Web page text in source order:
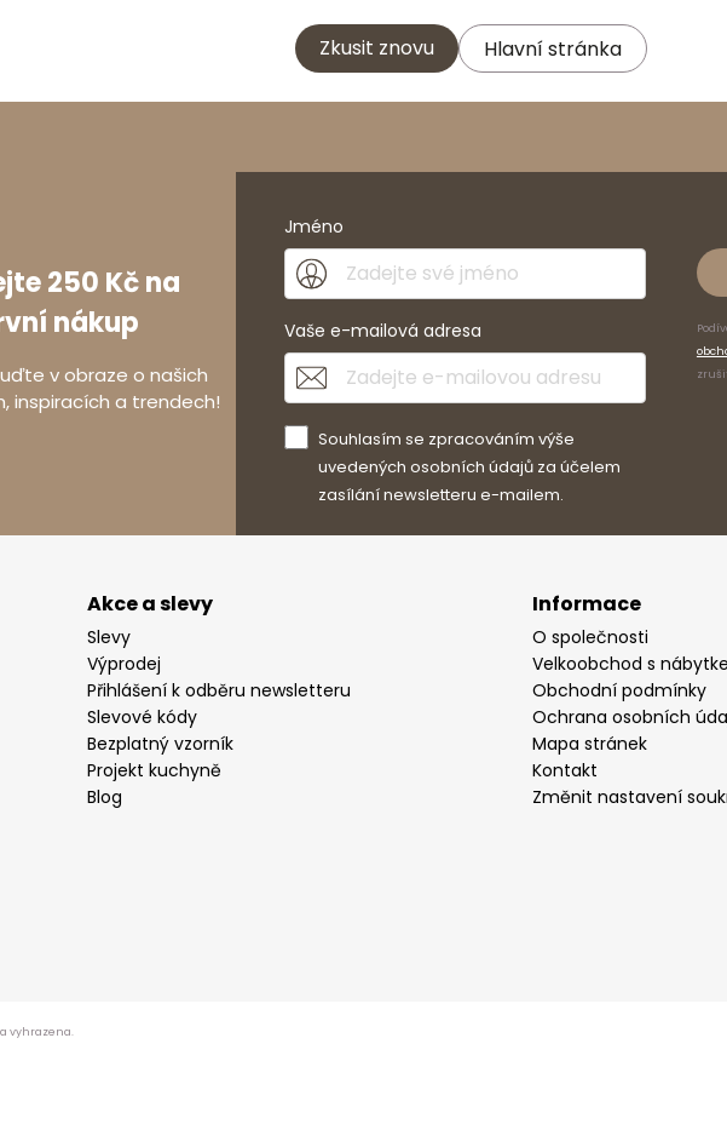
Zkusit znovu Hlavní stránka
250 Kč na
nákup
v obraze o našich
inspiracích a trendech!
Jméno
Vaše e-mailová adresa
Souhlasím se zpracováním výše
uvedených osobních údajů za účelem
zasílání newsletteru e-mailem.
Akce a slevy
Slevy
Výprodej
Přihlášení k odběru newsletteru
Slevové kódy
Bezplatný vzorník
Projekt kuchyně
Blog
Informace
O společnosti
Velkoobchod s
Obchodní podmínky
Ochrana osobních
Mapa stránek
Kontakt
Změnit nastavení
vyhrazena.